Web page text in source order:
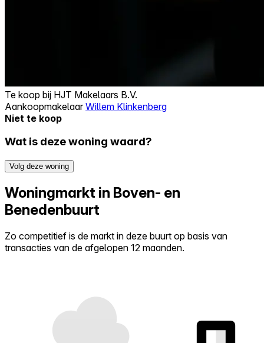
Te koop bij HJT Makelaars B.V.
AankoopmakelaarWillem Klinkenberg
Niet te koop
Wat is deze woning waard?
Volg deze woning
Woningmarkt in Boven- en
Benedenbuurt
Zo competitief is de markt in deze buurt op basis van
transacties van de afgelopen 12 maanden.